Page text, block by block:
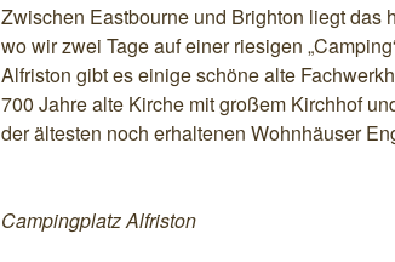
Zwischen Eastbourne und Brighton liegt das
wo wir zwei Tage auf einer riesigen
Alfriston gibt es einige schöne alte
700 Jahre alte Kirche mit großem Kirchhof
der ältesten noch erhaltenen Wohnhäuser
Campingplatz Alfriston